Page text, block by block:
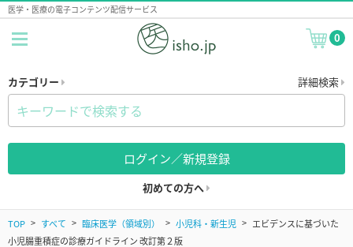
医学・医療の電子コンテンツ配信サービス
0
カテゴリー 詳細検索
ログイン／新規登録
初めての方へ
TOP すべて 臨床医学（領域別） 小児科・新生児
エビデンスに基づいた
小児腸重積症の診療ガイドライン 改訂第２版